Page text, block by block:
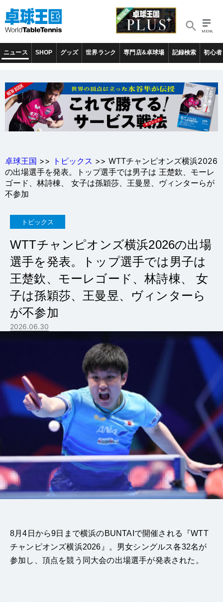
ニュース SHOP グッズ 世界ランク 専門店&卓球場 記録検索 初心者
卓球王国 >> トピックス >> WTTチャンピオンズ横浜2026
の出場選手を発表。トップ選手では男子は 王楚欽、モーレ
ゴード、林詩棟、 女子は孫穎莎、王曼昱、ヴィンターらが
不参加
トピックス
WTTチャンピオンズ横浜2026の出場
選手を発表。トップ選手では男子は
王楚欽、モーレゴード、林詩棟、 女
子は孫穎莎、王曼昱、ヴィンターら
が不参加
2026.06.30
8月4日から9日まで横浜のBUNTAIで開催される『WTT
チャンピオンズ横浜2026』。男女シングルス各32名が
参加し、頂点を競う同大会の出場選手が発表された。